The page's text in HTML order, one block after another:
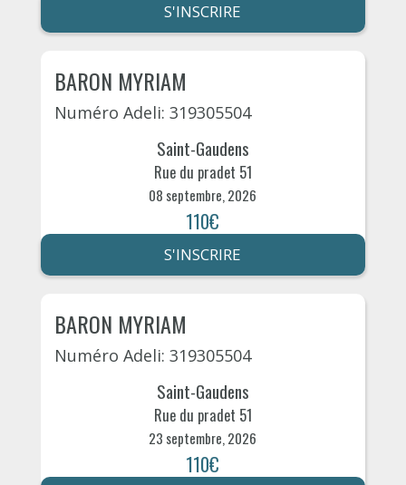
S'INSCRIRE
BARON MYRIAM
Numéro Adeli: 319305504
Saint-Gaudens
Rue du pradet 51
08 septembre, 2026
110€
S'INSCRIRE
BARON MYRIAM
Numéro Adeli: 319305504
Saint-Gaudens
Rue du pradet 51
23 septembre, 2026
110€